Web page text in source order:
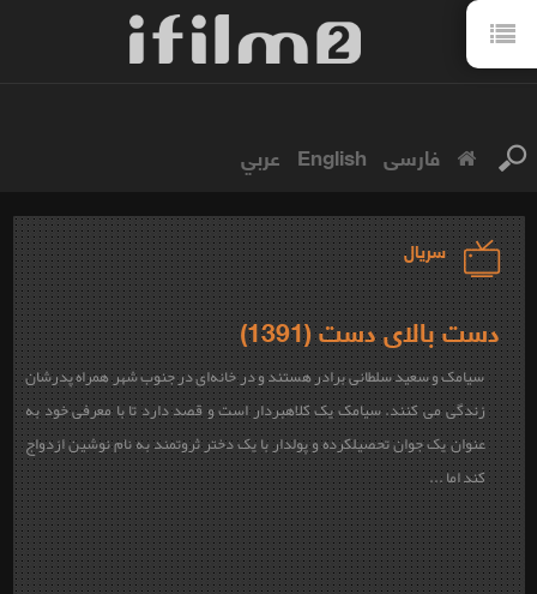
فارسی English عربي
سریال
دست بالای دست (1391)
سیامک و سعید سلطانی برادر هستند و در خانه‌ای در جنوب شهر همراه پدرشان
زندگی می کنند. سیامک یک کلاهبردار است و قصد دارد تا با معرفی خود به
عنوان یک جوان تحصیلکرده و پولدار با یک دختر ثروتمند به نام نوشین ازدواج
کند اما ...